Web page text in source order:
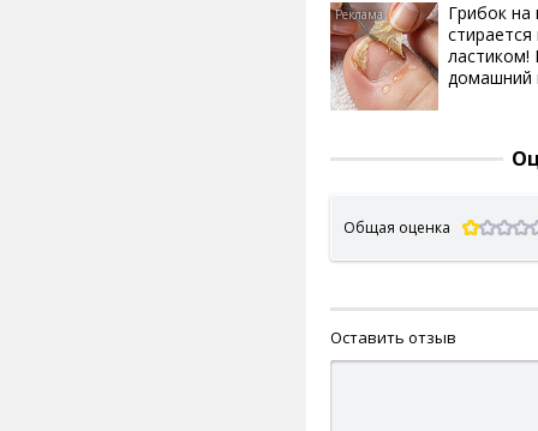
Грибок на
стирается
ластиком!
домашний
Общая оценка
Оставить отзыв